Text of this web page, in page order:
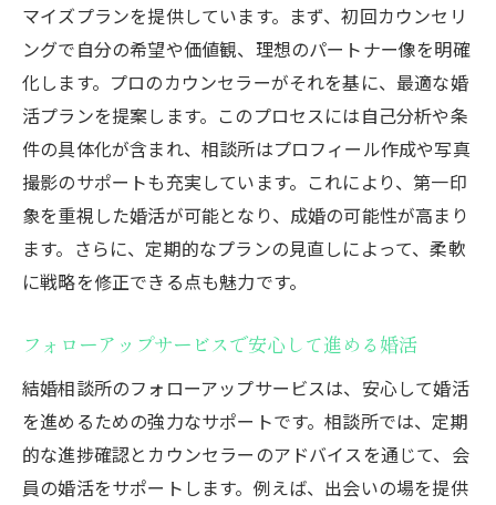
マイズプランを提供しています。まず、初回カウンセリ
ングで自分の希望や価値観、理想のパートナー像を明確
化します。プロのカウンセラーがそれを基に、最適な婚
活プランを提案します。このプロセスには自己分析や条
件の具体化が含まれ、相談所はプロフィール作成や写真
撮影のサポートも充実しています。これにより、第一印
象を重視した婚活が可能となり、成婚の可能性が高まり
ます。さらに、定期的なプランの見直しによって、柔軟
に戦略を修正できる点も魅力です。
フォローアップサービスで安心して進める婚活
結婚相談所のフォローアップサービスは、安心して婚活
を進めるための強力なサポートです。相談所では、定期
的な進捗確認とカウンセラーのアドバイスを通じて、会
員の婚活をサポートします。例えば、出会いの場を提供